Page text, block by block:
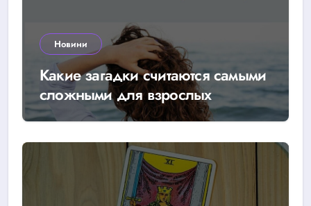
Новини
Какие загадки считаются самыми
сложными для взрослых